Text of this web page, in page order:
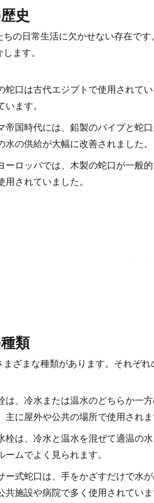
史
ちの日常生活に欠かせない存在で
ます。
蛇口は古代エジプトで使用されて
います。
帝国時代には、鉛製のパイプと蛇
水の供給が大幅に改善されました。
ーロッパでは、木製の蛇口が一般
用されていました。
類
まざまな種類があります。それぞれ
は、冷水または温水のどちらか一
主に屋外や公共の場所で使用されま
栓は、冷水と温水を混ぜて適温の
ームでよく見られます。
ー式蛇口は、手をかざすだけで水
共施設や病院で多く使用されていま